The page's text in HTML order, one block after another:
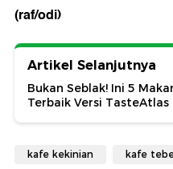
(raf/odi)
Artikel Selanjutnya
Bukan Seblak! Ini 5
Terbaik Versi TasteAtlas
kafe kekinian kafe